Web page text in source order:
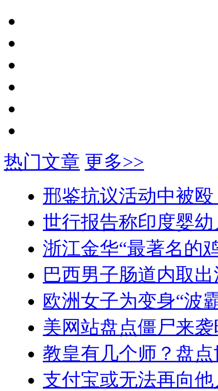
热门文章 更多>>
邢鉴抗议活动中被
世行报告称印度婴
浙江金华“最著名的
巴西男子肠道内取
欧洲女子为变身“波
美网站盘点僵尸来
教皇有几个师？盘
支付宝或无法再向